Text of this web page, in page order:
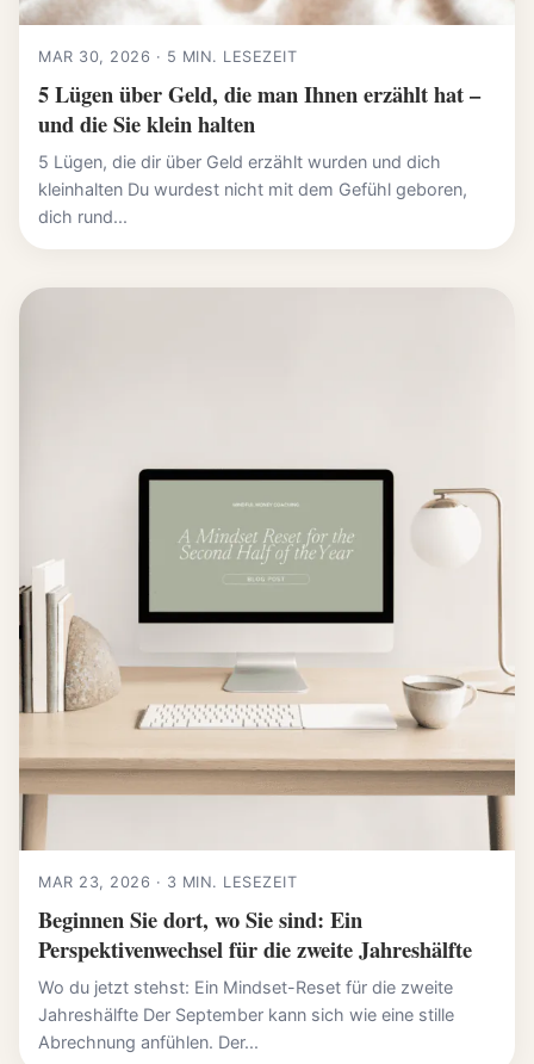
MAR 30, 2026 · 5 MIN. LESEZEIT
5 Lügen über Geld, die man Ihnen erzählt hat –
und die Sie klein halten
5 Lügen, die dir über Geld erzählt wurden und dich
kleinhalten Du wurdest nicht mit dem Gefühl geboren,
dich rund...
MAR 23, 2026 · 3 MIN. LESEZEIT
Beginnen Sie dort, wo Sie sind: Ein
Perspektivenwechsel für die zweite Jahreshälfte
Wo du jetzt stehst: Ein Mindset-Reset für die zweite
Jahreshälfte Der September kann sich wie eine stille
Abrechnung anfühlen. Der...